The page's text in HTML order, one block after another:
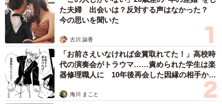
た夫婦 出会いは？反対する声はなかった？
今の思いを聞いた
古川 諭香
「お前さえいなければ金賞取れてた！」高校時
代の演奏会がトラウマ……責められた学生は楽
器修理職人に 10年後再会した因縁の相手から
海川 まこと